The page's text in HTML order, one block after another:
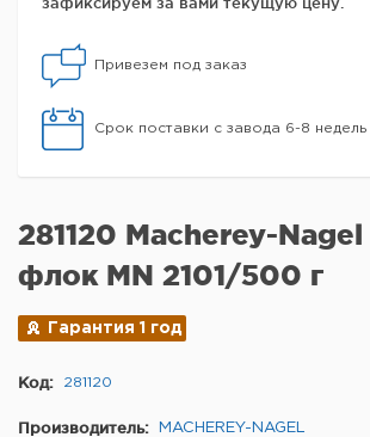
Привезем под заказ
Срок поставки с завода 6-8 недель
281120 Macherey-
флок MN 2101/500 г
Гарантия 1 год
Код: 281120
Производитель: MACHEREY-NAGEL